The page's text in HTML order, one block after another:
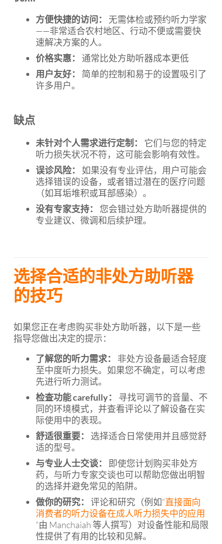
方便快捷的访问：
无需体检或预约听力学家
——非常适合农村地区、行动不便或需要快
速解决方案的人。
价格实惠：
通常比处方助听器成本更低
用户友好：
简单的控制和易于的设置吸引了
许多用户。
缺点
未针对个人需求进行定制：
它们与您的特定
听力损失状况不符，这可能会影响有效性。
误诊风险：
如果没有专业评估，用户可能会
选择错误的设备，或者错过潜在的医疗问题
（如耳垢堆积或耳部感染）。
没有专家支持：
您会错过处方助听器提供的
专业建议、微调和后续护理。
选择合适的非处方助听器
的技巧
如果您正在考虑购买非处方助听器，以下是一些
指导您做出决定的提示：
了解您的听力需求：
非处方设备最适合轻度
至中度听力损失。如果您不确定，可以考虑
先进行听力测试。
检查功能 carefully：
寻找可调节的音量、不
同的环境模式，并查看评论以了解设备在实
际使用中的表现。
舒适很重要：
选择适合日常使用并且感觉舒
适的型号。
与专业人士交谈：
即使您计划购买非处方
药，与听力专家交谈也可以帮助您做出明智
的选择并避免常见的陷阱。
做你的研究：
评论和研究（例如“直接面向
消费者的听力设备在成人听力损失中的应用
“由 Manchaiah 等人撰写）对设备性能和局限
性提供了有用的比较和见解。